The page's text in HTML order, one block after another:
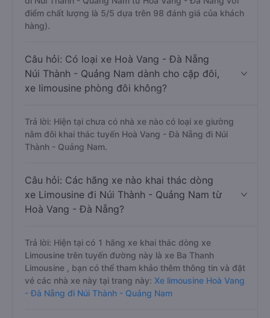
điểm chất lượng là 5/5 dựa trên 98 đánh giá của khách
hàng).
Câu hỏi: Có loại xe Hoà Vang - Đà Nẵng
Núi Thành - Quảng Nam dành cho cặp đôi,
xe limousine phòng đôi không?
Trả lời: Hiện tại chưa có nhà xe nào có loại xe giường
nằm đôi khai thác tuyến Hoà Vang - Đà Nẵng đi Núi
Thành - Quảng Nam.
Câu hỏi: Các hãng xe nào khai thác dòng
xe Limousine đi Núi Thành - Quảng Nam từ
Hoà Vang - Đà Nẵng?
Trả lời: Hiện tại có 1 hãng xe khai thác dòng xe
Limousine trên tuyến đường này là xe Ba Thanh
Limousine , bạn có thể tham khảo thêm thông tin và đặt
vé các nhà xe này tại trang này: Xe limousine Hoà Vang
- Đà Nẵng đi Núi Thành - Quảng Nam